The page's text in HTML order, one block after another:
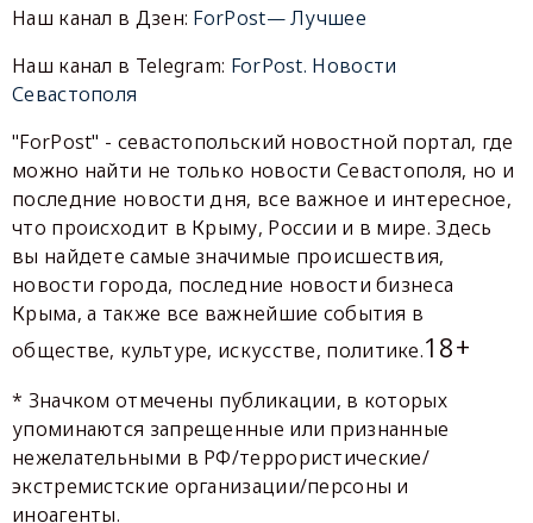
Наш канал в Дзен: ForPost— Лучшее
Наш канал в Telegram: ForPost. Новости
Севастополя
"ForPost" - севастопольский новостной портал, где
можно найти не только новости Севастополя, но и
последние новости дня, все важное и интересное,
что происходит в Крыму, России и в мире. Здесь
вы найдете самые значимые происшествия,
новости города, последние новости бизнеса
Крыма, а также все важнейшие события в
обществе, культуре, искусстве, политике.18+
* Значком отмечены публикации, в которых
упоминаются запрещенные или признанные
нежелательными в РФ/террористические/
экстремистские организации/персоны и
иноагенты.